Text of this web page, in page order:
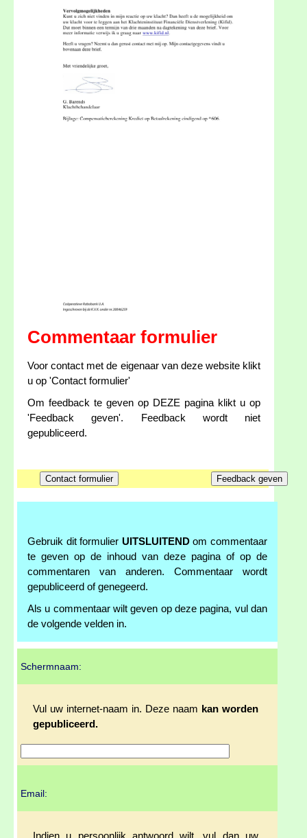
Commentaar formulier
Voor contact met de eigenaar van deze website klikt
u op 'Contact formulier'
Om feedback te geven op DEZE pagina klikt u op
'Feedback geven'. Feedback wordt niet
gepubliceerd.
Gebruik dit formulier UITSLUITENDom commentaar
te geven op de inhoud van deze pagina of op de
commentaren van anderen. Commentaar wordt
gepubliceerd of genegeerd.
Als u commentaar wilt geven op deze pagina, vul dan
de volgende velden in.
Schermnaam:
Vul uw internet-naam in. Deze naam kan worden
gepubliceerd.
Email: